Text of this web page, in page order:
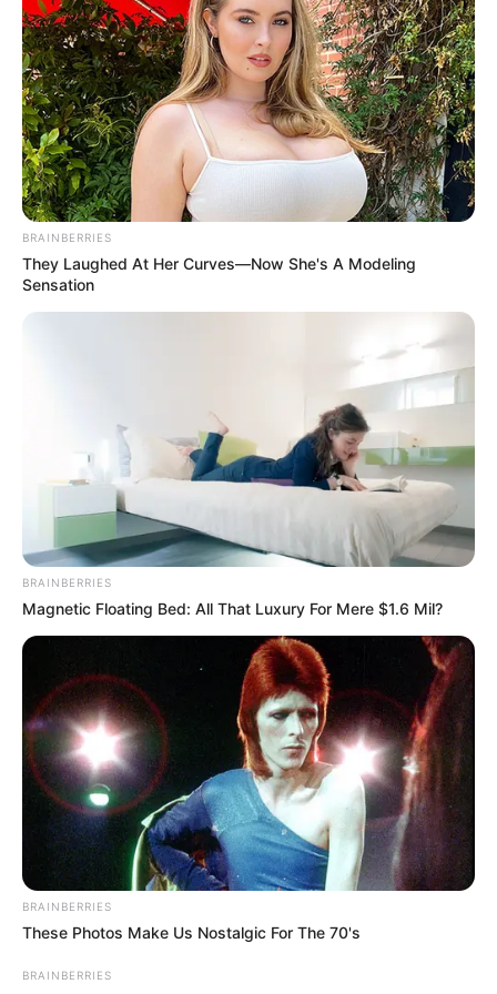
mayor control en la ciudad,aún no se tiene información
precisa si el atentado tiene relación con algunos
operativos realizados en la zona", destacaron las
autoridades.
El último hecho violento contra la Policía fue el pasado
14 de diciembre,
en donde perdieron la vida dos técnicos
de antiexplosivos en atentado registrado contra una
aeronave del Ejército en el aeropuerto Camilo Daza en
Cúcuta.
COMPARTIR
TEMAS RELACIONADOS
POLICÍA METROPOLITANA DE CÚCUTA
POLICÍA DE TRÁNSITO DE CÚCUTA
MANTÉNGASE EN ALERTA
Tenemos todas las noticias que le
interesan. Para estar bien informado, por
favor, active las notificaciones de Alerta.
ACTIVAR AHORA
TEMAS DESTACADOS
CATATUMBO
NOTICIAS NORTE DE SANTANDER
BRAINBERRIES
They Laughed At Her Curves—Now She's A Modeling
Sensation
BRAINBERRIES
Magnetic Floating Bed: All That Luxury For Mere $1.6 Mil?
BRAINBERRIES
These Photos Make Us Nostalgic For The 70's
BRAINBERRIES